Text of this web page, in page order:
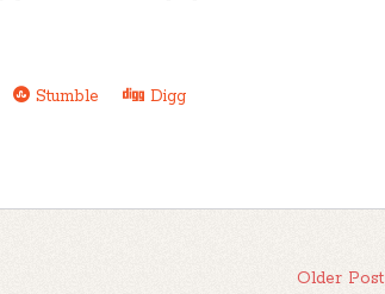
Stumble Digg
Older Post